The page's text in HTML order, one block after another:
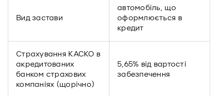
Вид застави
автомобіль, що
оформлюється в
кредит
Страхування КАСКО в
акредитованих
банком страхових
компаніях (щорічно)
5,65% від вартості
забезпечення